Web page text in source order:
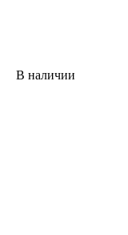
В наличии